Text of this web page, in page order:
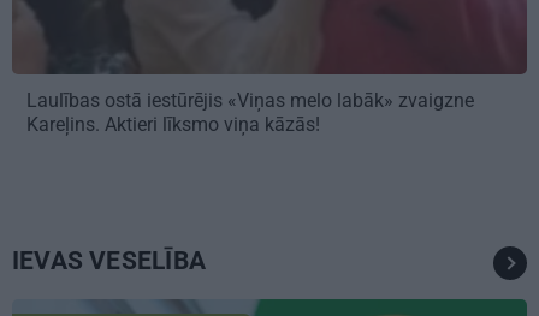
Laulības ostā iestūrējis «Viņas melo labāk» zvaigzne
Kareļins. Aktieri līksmo viņa kāzās!
IEVAS VESELĪBA